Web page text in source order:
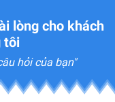
lòng cho khách
tôi
hỏi của bạn"